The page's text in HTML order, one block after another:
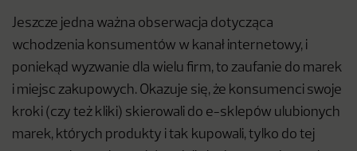
Jeszcze jedna ważna obserwacja dotycząca
wchodzenia konsumentów w kanał internetowy, i
poniekąd wyzwanie dla wielu firm, to zaufanie do marek
i miejsc zakupowych. Okazuje się, że konsumenci swoje
kroki (czy też kliki) skierowali do e-sklepów ulubionych
marek, których produkty i tak kupowali, tylko do tej